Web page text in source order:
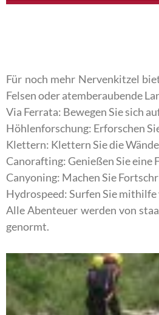
Für noch mehr Nervenkitzel
Felsen oder atemberaubende
Via Ferrata: Bewegen Sie sich
Höhlenforschung: Erforschen
Klettern: Klettern Sie die
Canorafting: Genießen Sie eine
Canyoning: Machen Sie
Hydrospeed: Surfen Sie
Alle Abenteuer werden von
genormt.